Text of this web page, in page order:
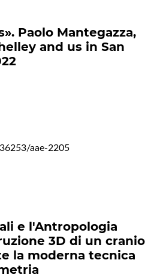
Paolo Mantegazza,
and us in San
aae-2205
e l'Antropologia
3D di un cranio
la moderna tecnica